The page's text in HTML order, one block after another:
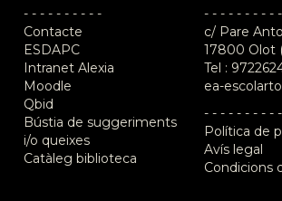
- - - - - - - - - -
Contacte
ESDAPC
Intranet Alexia
Moodle
Qbid
Bústia de suggeriments
i/o queixes
Catàleg biblioteca
- - - - - - - - - -
c/ Pare
17800 Olot
Tel :
ea-
- - - - - - - - - -
Política de
Avís legal
Condicions